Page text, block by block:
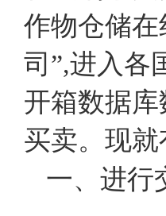
作物仓储在
司”,进入各
开箱数据
买卖。现
一、进行